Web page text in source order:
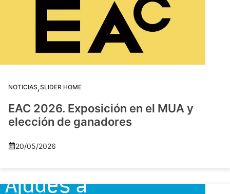
NOTICIAS,SLIDER HOME
EAC 2026. Exposición en el MUA y
elección de ganadores
20/05/2026